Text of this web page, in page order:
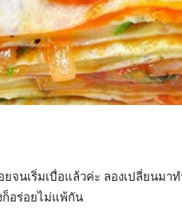
จนเริ่มเบื่อแล้วค่ะ ลองเปลี่ยนมา
ก็อร่อยไม่แพ้กัน